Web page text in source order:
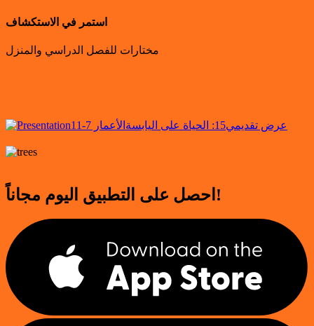
استمر في الاستكشاف
مختارات للفصل الدراسي والمنزل
عرض تقديمي15: الحياة على اليابسة الأعمار 7-11
احصل على التطبيق اليوم مجاناً!